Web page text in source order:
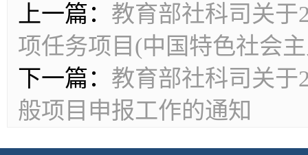
上一篇： 教育部社科司关于
项任务项目(中国特色社会
下一篇： 教育部社科司关于
般项目申报工作的通知